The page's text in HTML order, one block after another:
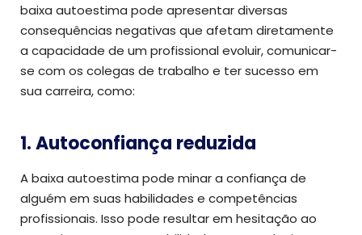
baixa autoestima pode apresentar diversas
consequências negativas que afetam diretamente
a capacidade de um profissional evoluir, comunicar-
se com os colegas de trabalho e ter sucesso em
sua carreira, como:
1. Autoconfiança reduzida
A baixa autoestima pode minar a confiança de
alguém em suas habilidades e competências
profissionais. Isso pode resultar em hesitação ao